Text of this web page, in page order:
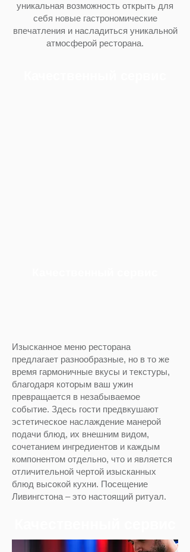
уникальная возможность открыть для
себя новые гастрономические
впечатления и насладиться уникальной
атмосферой ресторана.
Изысканное меню ресторана
предлагает разнообразные, но в то же
время гармоничные вкусы и текстуры,
благодаря которым ваш ужин
превращается в незабываемое
событие. Здесь гости предвкушают
эстетическое наслаждение манерой
подачи блюд, их внешним видом,
сочетанием ингредиентов и каждым
компонентом отдельно, что и является
отличительной чертой изысканных
блюд высокой кухни. Посещение
Ливингстона – это настоящий ритуал.